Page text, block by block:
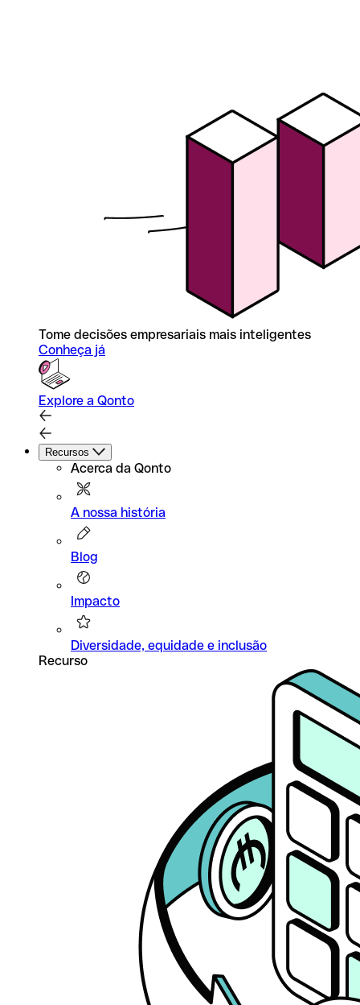
Tome decisões empresariais mais inteligentes
Conheça já
Explore a Qonto
Recursos
Acerca da Qonto
A nossa história
Blog
Impacto
Diversidade, equidade e inclusão
Recurso